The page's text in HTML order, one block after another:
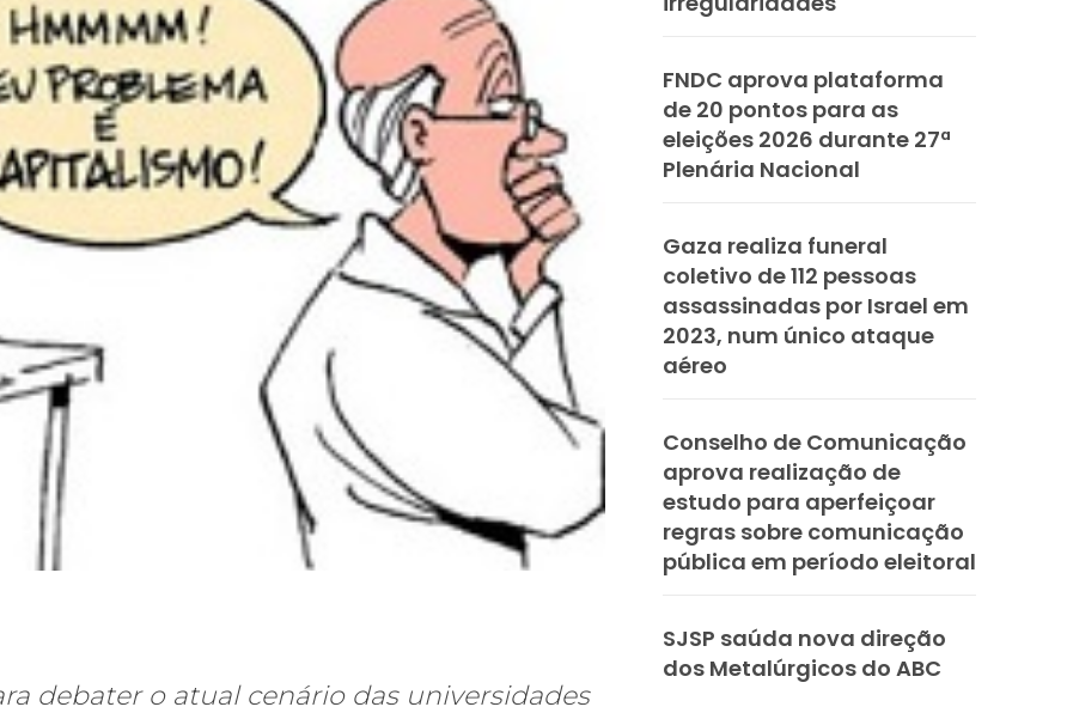
debater o atual cenário das universidades
FNDC aprova plataforma
de 20 pontos para as
eleições 2026 durante 27ª
Plenária Nacional
Gaza realiza funeral
coletivo de 112 pessoas
assassinadas por Israel em
2023, num único ataque
aéreo
Conselho de Comunicação
aprova realização de
estudo para aperfeiçoar
regras sobre comunicação
pública em período eleitoral
SJSP saúda nova direção
dos Metalúrgicos do ABC